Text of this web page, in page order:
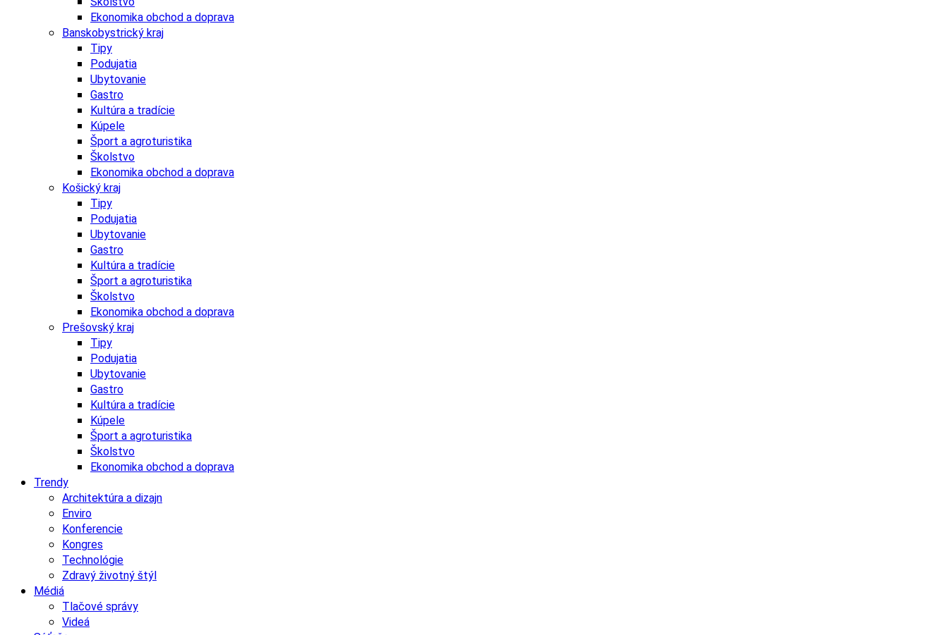
Ekonomika obchod a doprava
Banskobystrický kraj
Tipy
Podujatia
Ubytovanie
Gastro
Kultúra a tradície
Kúpele
Šport a agroturistika
Školstvo
Ekonomika obchod a doprava
Košický kraj
Tipy
Podujatia
Ubytovanie
Gastro
Kultúra a tradície
Šport a agroturistika
Školstvo
Ekonomika obchod a doprava
Prešovský kraj
Tipy
Podujatia
Ubytovanie
Gastro
Kultúra a tradície
Kúpele
Šport a agroturistika
Školstvo
Ekonomika obchod a doprava
Trendy
Architektúra a dizajn
Enviro
Konferencie
Kongres
Technológie
Zdravý životný štýl
Médiá
Tlačové správy
Videá